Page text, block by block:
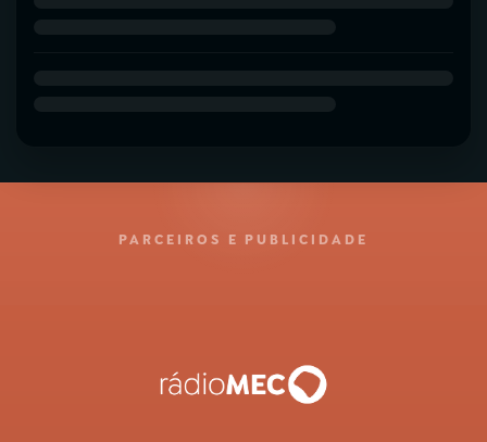
PARCEIROS E PUBLICIDADE